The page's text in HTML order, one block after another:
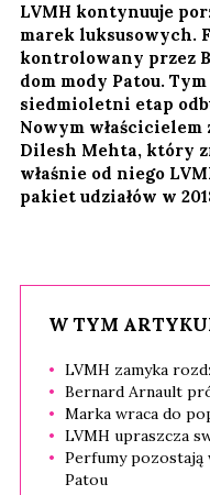
LVMH kontynuuje
marek luksusowych.
kontrolowany przez
dom mody Patou.
siedmioletni etap
Nowym
Dilesh Mehta, który
właśnie od niego
pakiet udziałów w
W TYM
LVMH zamyka
Bernard Arnault
Marka wraca do
LVMH upraszcza
Perfumy pozostają
Patou